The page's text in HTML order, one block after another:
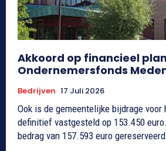
Akkoord op financieel plan
Ondernemersfonds
Bedrijven 17 Juli 2026
Ook is de gemeentelijke bijdrage voor
definitief vastgesteld op 153.450
bedrag van 157.593 euro